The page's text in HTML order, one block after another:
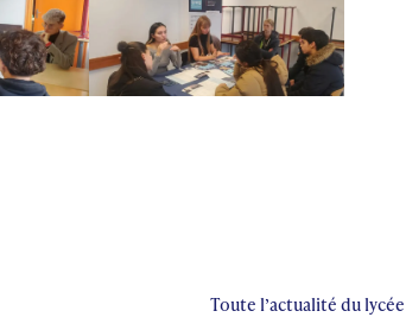
Toute l’actualité du lycée